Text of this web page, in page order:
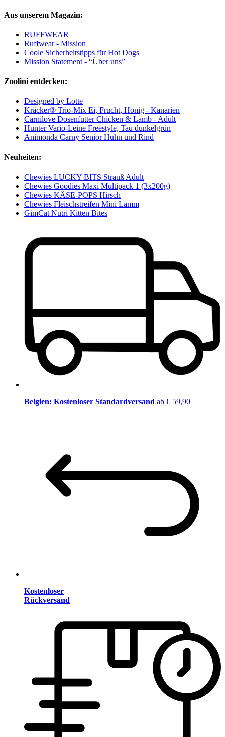
Aus unserem Magazin:
RUFFWEAR
Ruffwear - Mission
Coole Sicherheitstipps für Hot Dogs
Mission Statement - “Über uns”
Zoolini entdecken:
Designed by Lotte
Kräcker® Trio-Mix Ei, Frucht, Honig - Kanarien
Carnilove Dosenfutter Chicken & Lamb - Adult
Hunter Vario-Leine Freestyle, Tau dunkelgrün
Animonda Carny Senior Huhn und Rind
Neuheiten:
Chewies LUCKY BITS Strauß Adult
Chewies Goodies Maxi Multipack 1 (3x200g)
Chewies KÄSE-POPS Hirsch
Chewies Fleischstreifen Mini Lamm
GimCat Nutri Kitten Bites
Belgien: Kostenloser Standardversand ab € 59,90
Kostenloser
Rückversand